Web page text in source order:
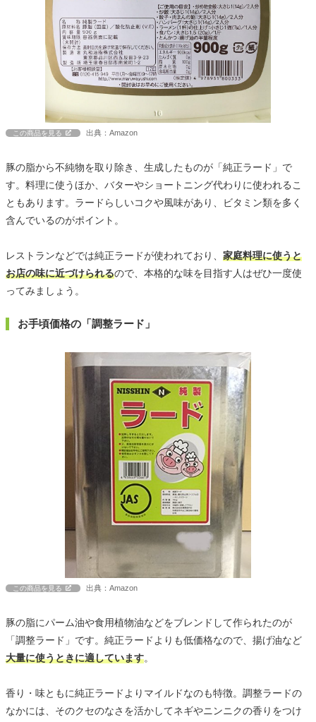
この商品を見る 出典：Amazon
豚の脂から不純物を取り除き、生成したものが「純正ラード」で
す。料理に使うほか、バターやショートニング代わりに使われるこ
ともあります。ラードらしいコクや風味があり、ビタミン類を多く
含んでいるのがポイント。
レストランなどでは純正ラードが使われており、 家庭料理に使うと
お店の味に近づけられるので、本格的な味を目指す人はぜひ一度使
ってみましょう。
お手頃価格の「調整ラード」
この商品を見る 出典：Amazon
豚の脂にパーム油や食用植物油などをブレンドして作られたのが
「調整ラード」です。純正ラードよりも低価格なので、揚げ油など
大量に使うときに適しています。
香り・味ともに純正ラードよりマイルドなのも特徴。調整ラードの
なかには、そのクセのなさを活かしてネギやニンニクの香りをつけ